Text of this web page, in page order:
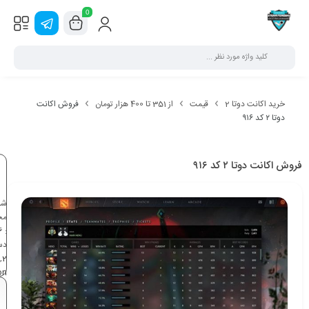
0
خرید اکانت دوتا 2 قیمت از 351 تا 400 هزار تومان
فروش اکانت
دوتا ۲ کد ۹۱۶
فروش اکانت دوتا ۲ کد ۹۱۶
:
2
,